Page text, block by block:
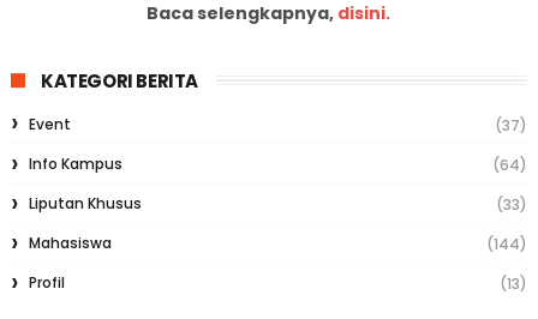
Baca selengkapnya, disini.
KATEGORI BERITA
Event
(37)
Info Kampus
(64)
Liputan Khusus
(33)
Mahasiswa
(144)
Profil
(13)